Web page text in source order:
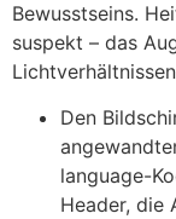
Bewusstseins.
suspekt – das
Den
language-
Header, die